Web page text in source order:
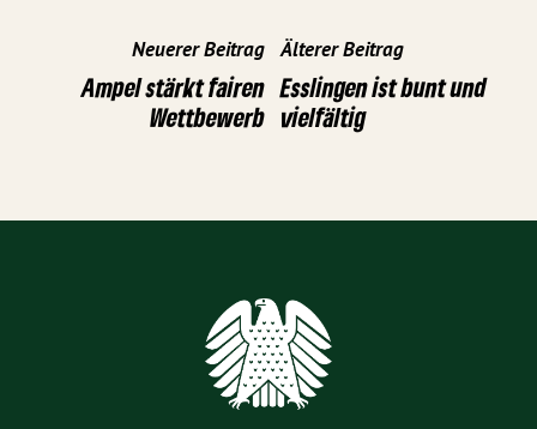
Neuerer Beitrag
Ampel stärkt fairen
Wettbewerb
Älterer Beitrag
Esslingen ist bunt und
vielfältig